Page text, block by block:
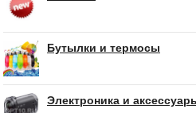
Бутылки и термосы
Электроника и